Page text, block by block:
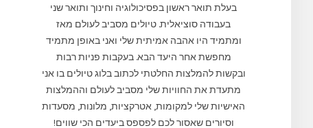
בעלת תואר ראשון בפסיכולוגיה וחינוך ותואר שני
בעבודה סוציאלית. טיולים מסביב לעולם מאז
ומתמיד היו אהבה אמיתית שלי ואני באופן מתמיד
מחפשת אחר היעד הבא. בעקבות פניות רבות
ובקשות להמלצות החלטתי לכתוב בלוג טיולים בו אני
מתעדת את החוויות שלי מסביב לעולם וההמלצות
האישיות שלי למקומות, אטרקציות, מלונות, מסעדות
וסיורים שאסור לכם לפספס ביעדים הכי שווים!